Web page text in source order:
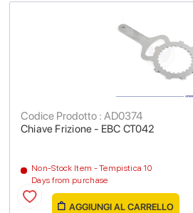
Chiave Frizione - EBC CT042
Codice Prodotto : AD0374
Non-Stock Item - Tempistica 10
Days from purchase
AGGIUNGI AL CARRELLO